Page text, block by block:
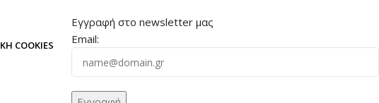
COOKIES
Εγγραφή στο newsletter μας
Email: